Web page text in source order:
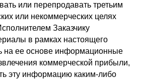
или перепродавать третьим
или некоммерческих целях
Заказчику
в рамках настоящего
на ее основе информационные
коммерческой прибыли,
эту информацию каким-либо